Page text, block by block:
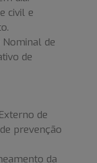
civil e
de
de
de
prevenção
da